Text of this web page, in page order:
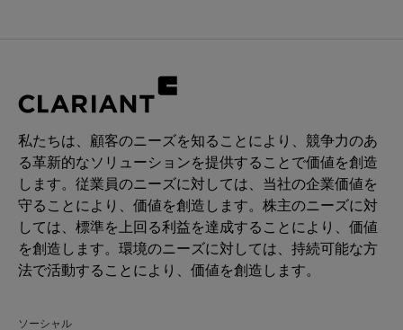
私たちは、顧客のニーズを知ることにより、競争力のあ
る革新的なソリューションを提供することで価値を創造
します。従業員のニーズに対しては、当社の企業価値を
守ることにより、価値を創造します。株主のニーズに対
しては、標準を上回る利益を達成することにより、価値
を創造します。環境のニーズに対しては、持続可能な方
法で活動することにより、価値を創造します。
ソーシャル